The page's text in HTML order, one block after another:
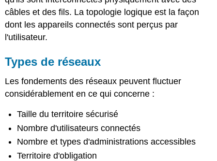
câbles et des fils. La topologie logique est la façon
dont les appareils connectés sont perçus par
l'utilisateur.
Types de réseaux
Les fondements des réseaux peuvent fluctuer
considérablement en ce qui concerne :
Taille du territoire sécurisé
Nombre d'utilisateurs connectés
Nombre et types d'administrations accessibles
Territoire d'obligation